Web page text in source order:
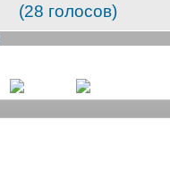
(28 голосов)